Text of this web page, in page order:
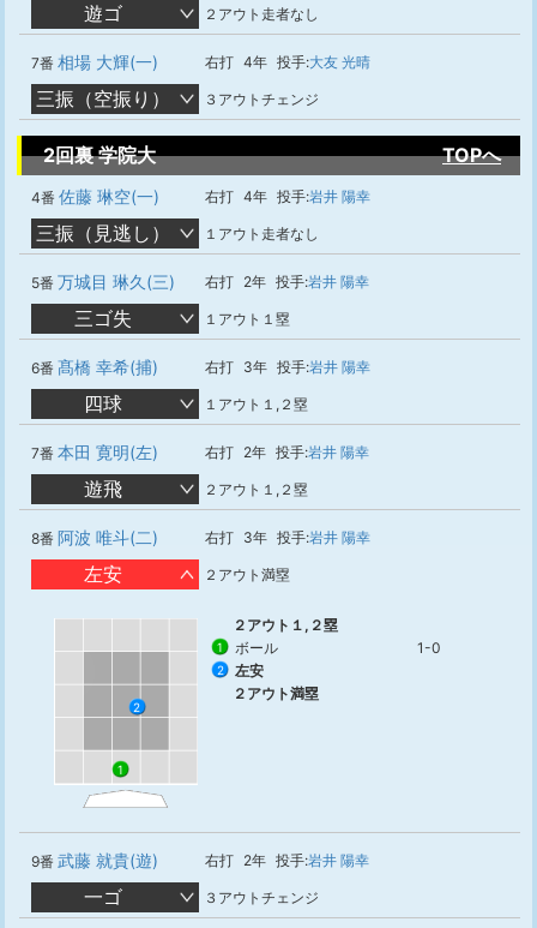
遊ゴ ２アウト走者なし
7番 相場 大輝(一) 右打 4年 投手:大友 光晴
三振（空振り） ３アウトチェンジ
2回裏 学院大 TOPへ
4番 佐藤 琳空(一) 右打 4年 投手:岩井 陽幸
三振（見逃し） １アウト走者なし
5番 万城目 琳久(三) 右打 2年 投手:岩井 陽幸
三ゴ失 １アウト１塁
6番 髙橋 幸希(捕) 右打 3年 投手:岩井 陽幸
四球 １アウト１,２塁
7番 本田 寛明(左) 右打 2年 投手:岩井 陽幸
遊飛 ２アウト１,２塁
8番 阿波 唯斗(二) 右打 3年 投手:岩井 陽幸
左安 ２アウト満塁
1
2
２アウト１,２塁
1 ボール 1-0
2
左安
２アウト満塁
9番 武藤 就貴(遊) 右打 2年 投手:岩井 陽幸
一ゴ ３アウトチェンジ